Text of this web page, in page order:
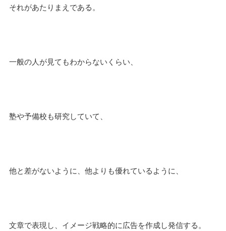
それがあたりまえである。
一般の人が見てもわからないくらい、
塾や予備校も研究していて、
他と差がないように、他よりも優れているように、
文章で表現し、イメージ戦略的に広告を作成し発信する。